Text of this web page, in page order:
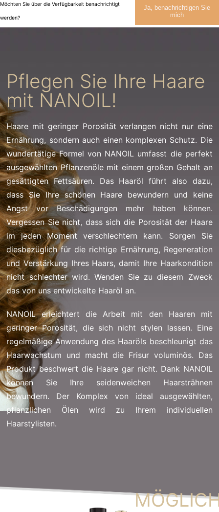
Möchten Sie über die Verfügbarkeit benachrichtigt
werden?
Ja, benachrichtigen Sie
mich
Pflegen Sie Ihre Haare
mit NANOIL!
Haare mit geringer Porosität verlangen nicht nur eine
Ernährung, sondern auch einen komplexen Schutz. Die
wundertätige Formel von NANOIL umfasst die perfekt
ausgewählten Pflanzenöle mit einem großen Gehalt an
gesättigten Fettsäuren. Das Haaröl führt also dazu,
dass Sie Ihre schönen Haare bewundern und keine
Angst vor Beschädigungen mehr haben können.
Vergessen Sie nicht, dass sich die Porosität der Haare
im jeden Moment verschlechtern kann. Sorgen Sie
diesbezüglich für die richtige Ernährung, Regeneration
und Verstärkung Ihres Haars, damit Ihre Haarkondition
nicht schlechter wird. Wenden Sie zu diesem Zweck
das von uns entwickelte Haaröl an.
NANOIL erleichtert die Arbeit mit den Haaren mit
geringer Porosität, die sich nicht stylen lassen. Eine
regelmäßige Anwendung des Haaröls beschleunigt das
Haarwachstum und macht die Frisur voluminös. Das
Produkt beschwert die Haare gar nicht. Dank NANOIL
können Sie Ihre seidenweichen Haarsträhnen
bewundern. Der Komplex von ideal ausgewählten,
pflanzlichen Ölen wird zu Ihrem individuellen
Haarstylisten.